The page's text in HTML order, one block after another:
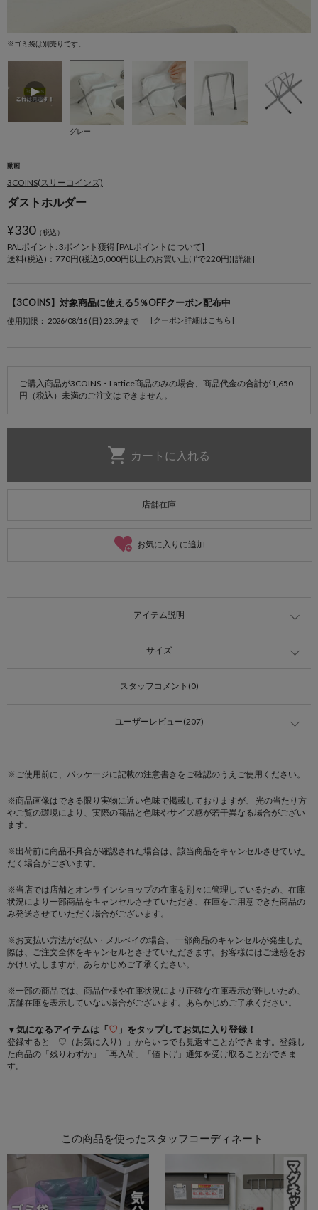
※ゴミ袋は別売りです。
グレー
動画
3COINS(スリーコインズ)
ダストホルダー
¥330（税込）
PALポイント: 3ポイント獲得 [PALポイントについて]
送料(税込)：770円(税込5,000円以上のお買い上げで220円)[詳細]
【3COINS】対象商品に使える5％OFFクーポン配布中
使用期限： 2026/08/16 (日) 23:59まで [クーポン詳細はこちら]
ご購入商品が3COINS・Lattice商品のみの場合、商品代金の合計が1,650
円（税込）未満のご注文はできません。
店舗在庫
お気に入りに追加
アイテム説明
サイズ
スタッフコメント(0)
ユーザーレビュー(207)
※ご使用前に、パッケージに記載の注意書きをご確認のうえご使用ください。
※商品画像はできる限り実物に近い色味で掲載しておりますが、 光の当たり方
やご覧の環境により、実際の商品と色味やサイズ感が若干異なる場合がござい
ます。
※出荷前に商品不具合が確認された場合は、該当商品をキャンセルさせていた
だく場合がございます。
※当店では店舗とオンラインショップの在庫を別々に管理しているため、在庫
状況により一部商品をキャンセルさせていただき、在庫をご用意できた商品の
み発送させていただく場合がございます。
※お支払い方法がd払い・メルペイの場合、 一部商品のキャンセルが発生した
際は、ご注文全体をキャンセルとさせていただきます。お客様にはご迷惑をお
かけいたしますが、あらかじめご了承ください。
※一部の商品では、商品仕様や在庫状況により正確な在庫表示が難しいため、
店舗在庫を表示していない場合がございます。あらかじめご了承ください。
▼気になるアイテムは「♡ 」をタップしてお気に入り登録！
登録すると「♡（お気に入り）」からいつでも見返すことができます。登録し
た商品の「残りわずか」「再入荷」「値下げ」通知を受け取ることができま
す。
この商品を使ったスタッフコーディネート